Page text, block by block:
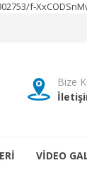
f-
Bize
VİDEO